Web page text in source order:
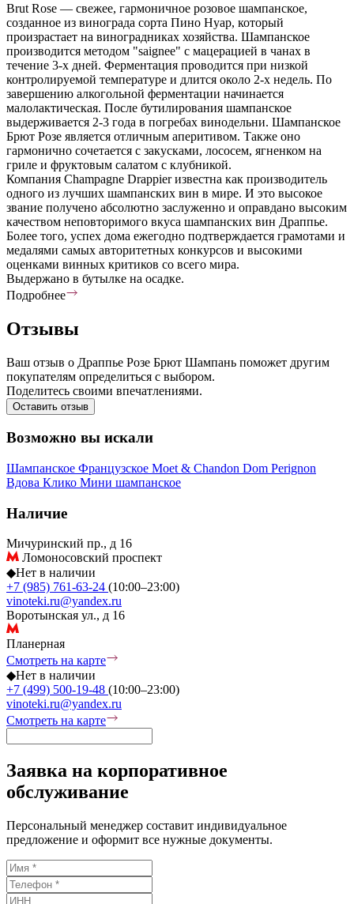
Brut Rose — свежее, гармоничное розовое шампанское,
созданное из винограда сорта Пино Нуар, который
произрастает на виноградниках хозяйства. Шампанское
производится методом "saignee" с мацерацией в чанах в
течение 3-х дней. Ферментация проводится при низкой
контролируемой температуре и длится около 2-х недель. По
завершению алкогольной ферментации начинается
малолактическая. После бутилирования шампанское
выдерживается 2-3 года в погребах винодельни. Шампанское
Брют Розе является отличным аперитивом. Также оно
гармонично сочетается с закусками, лососем, ягненком на
гриле и фруктовым салатом с клубникой.
Компания Champagne Drappier известна как производитель
одного из лучших шампанских вин в мире. И это высокое
звание получено абсолютно заслуженно и оправдано высоким
качеством неповторимого вкуса шампанских вин Драппье.
Более того, успех дома ежегодно подтверждается грамотами и
медалями самых авторитетных конкурсов и высокими
оценками винных критиков со всего мира.
Выдержано в бутылке на осадке.
Подробнее
Отзывы
Ваш отзыв о Драппье Розе Брют Шампань поможет другим
покупателям определиться с выбором.
Поделитесь своими впечатлениями.
Оставить отзыв
Возможно вы искали
Шампанское Французское Moet & Chandon Dom Perignon
Вдова Клико Мини шампанское
Наличие
Мичуринский пр., д 16
Ломоносовский проспект
◆Нет в наличии
+7 (985) 761-63-24 (10:00–23:00)
vinoteki.ru@yandex.ru
Воротынская ул., д 16
Планерная
Смотреть на карте
◆Нет в наличии
+7 (499) 500-19-48 (10:00–23:00)
vinoteki.ru@yandex.ru
Смотреть на карте
Заявка на корпоративное
обслуживание
Персональный менеджер составит индивидуальное
предложение и оформит все нужные документы.